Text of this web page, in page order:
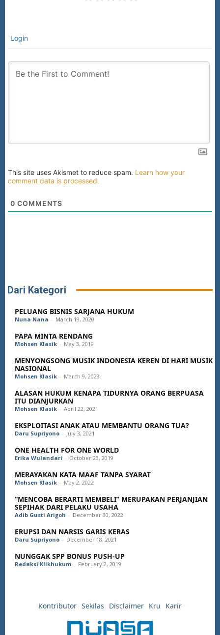
Login
This site uses Akismet to reduce spam. Learn how your
comment data is processed.
0 COMMENTS
Dari Kategori
PELUANG BISNIS SARJANA HUKUM
Nuna Nana - March 19, 2020
PAPA MINTA RENDANG
Mohsen Klasik - May 3, 2019
MENYONGSONG MUSIK INDONESIA KEREN DI HARI MUSIK
NASIONAL
Mohsen Klasik - March 9, 2023
ALASAN HUKUM KENAPA TIDURNYA ORANG BERPUASA
ITU DIANJURKAN
Mohsen Klasik - April 22, 2021
EKSPLOITASI ANAK ATAU MEMBANTU ORANG TUA?
Daru Supriyono - July 3, 2021
ONE HEALTH FOR ONE WORLD
Erika Wulandari - October 23, 2019
MERAYAKAN KATA MAAF TANPA SYARAT
Mohsen Klasik - May 2, 2022
“MENCOBA BERARTI MEMBELI” MERUPAKAN PERJANJIAN
SEPIHAK DARI PELAKU USAHA
Adib Gusti Arigoh - December 30, 2022
ERUPSI DAN NARSIS GARIS KERAS
Daru Supriyono - December 18, 2021
NUNGGAK SPP BONUS PUSH-UP
Redaksi Klikhukum - February 2, 2019
Kontributor Sekilas Disclaimer Kru Karir